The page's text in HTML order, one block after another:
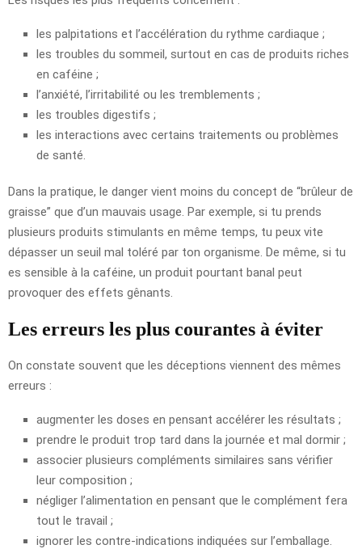
les palpitations et l’accélération du rythme cardiaque ;
les troubles du sommeil, surtout en cas de produits riches
en caféine ;
l’anxiété, l’irritabilité ou les tremblements ;
les troubles digestifs ;
les interactions avec certains traitements ou problèmes
de santé.
Dans la pratique, le danger vient moins du concept de “brûleur de
graisse” que d’un mauvais usage. Par exemple, si tu prends
plusieurs produits stimulants en même temps, tu peux vite
dépasser un seuil mal toléré par ton organisme. De même, si tu
es sensible à la caféine, un produit pourtant banal peut
provoquer des effets gênants.
Les erreurs les plus courantes à éviter
On constate souvent que les déceptions viennent des mêmes
erreurs :
augmenter les doses en pensant accélérer les résultats ;
prendre le produit trop tard dans la journée et mal dormir ;
associer plusieurs compléments similaires sans vérifier
leur composition ;
négliger l’alimentation en pensant que le complément fera
tout le travail ;
ignorer les contre-indications indiquées sur l’emballage.